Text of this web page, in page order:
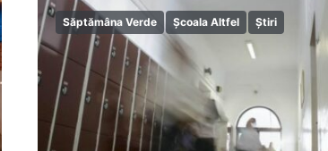
Săptămâna Verde Școala Altfel Știri